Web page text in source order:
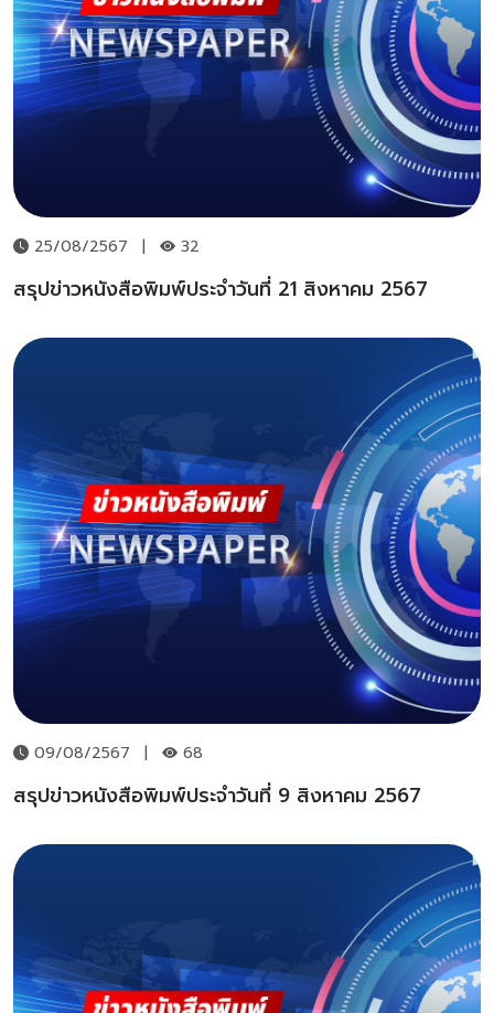
25/08/2567 | 32
สรุปข่าวหนังสือพิมพ์ประจำวันที่ 21 สิงหาคม 2567
09/08/2567 | 68
สรุปข่าวหนังสือพิมพ์ประจำวันที่ 9 สิงหาคม 2567